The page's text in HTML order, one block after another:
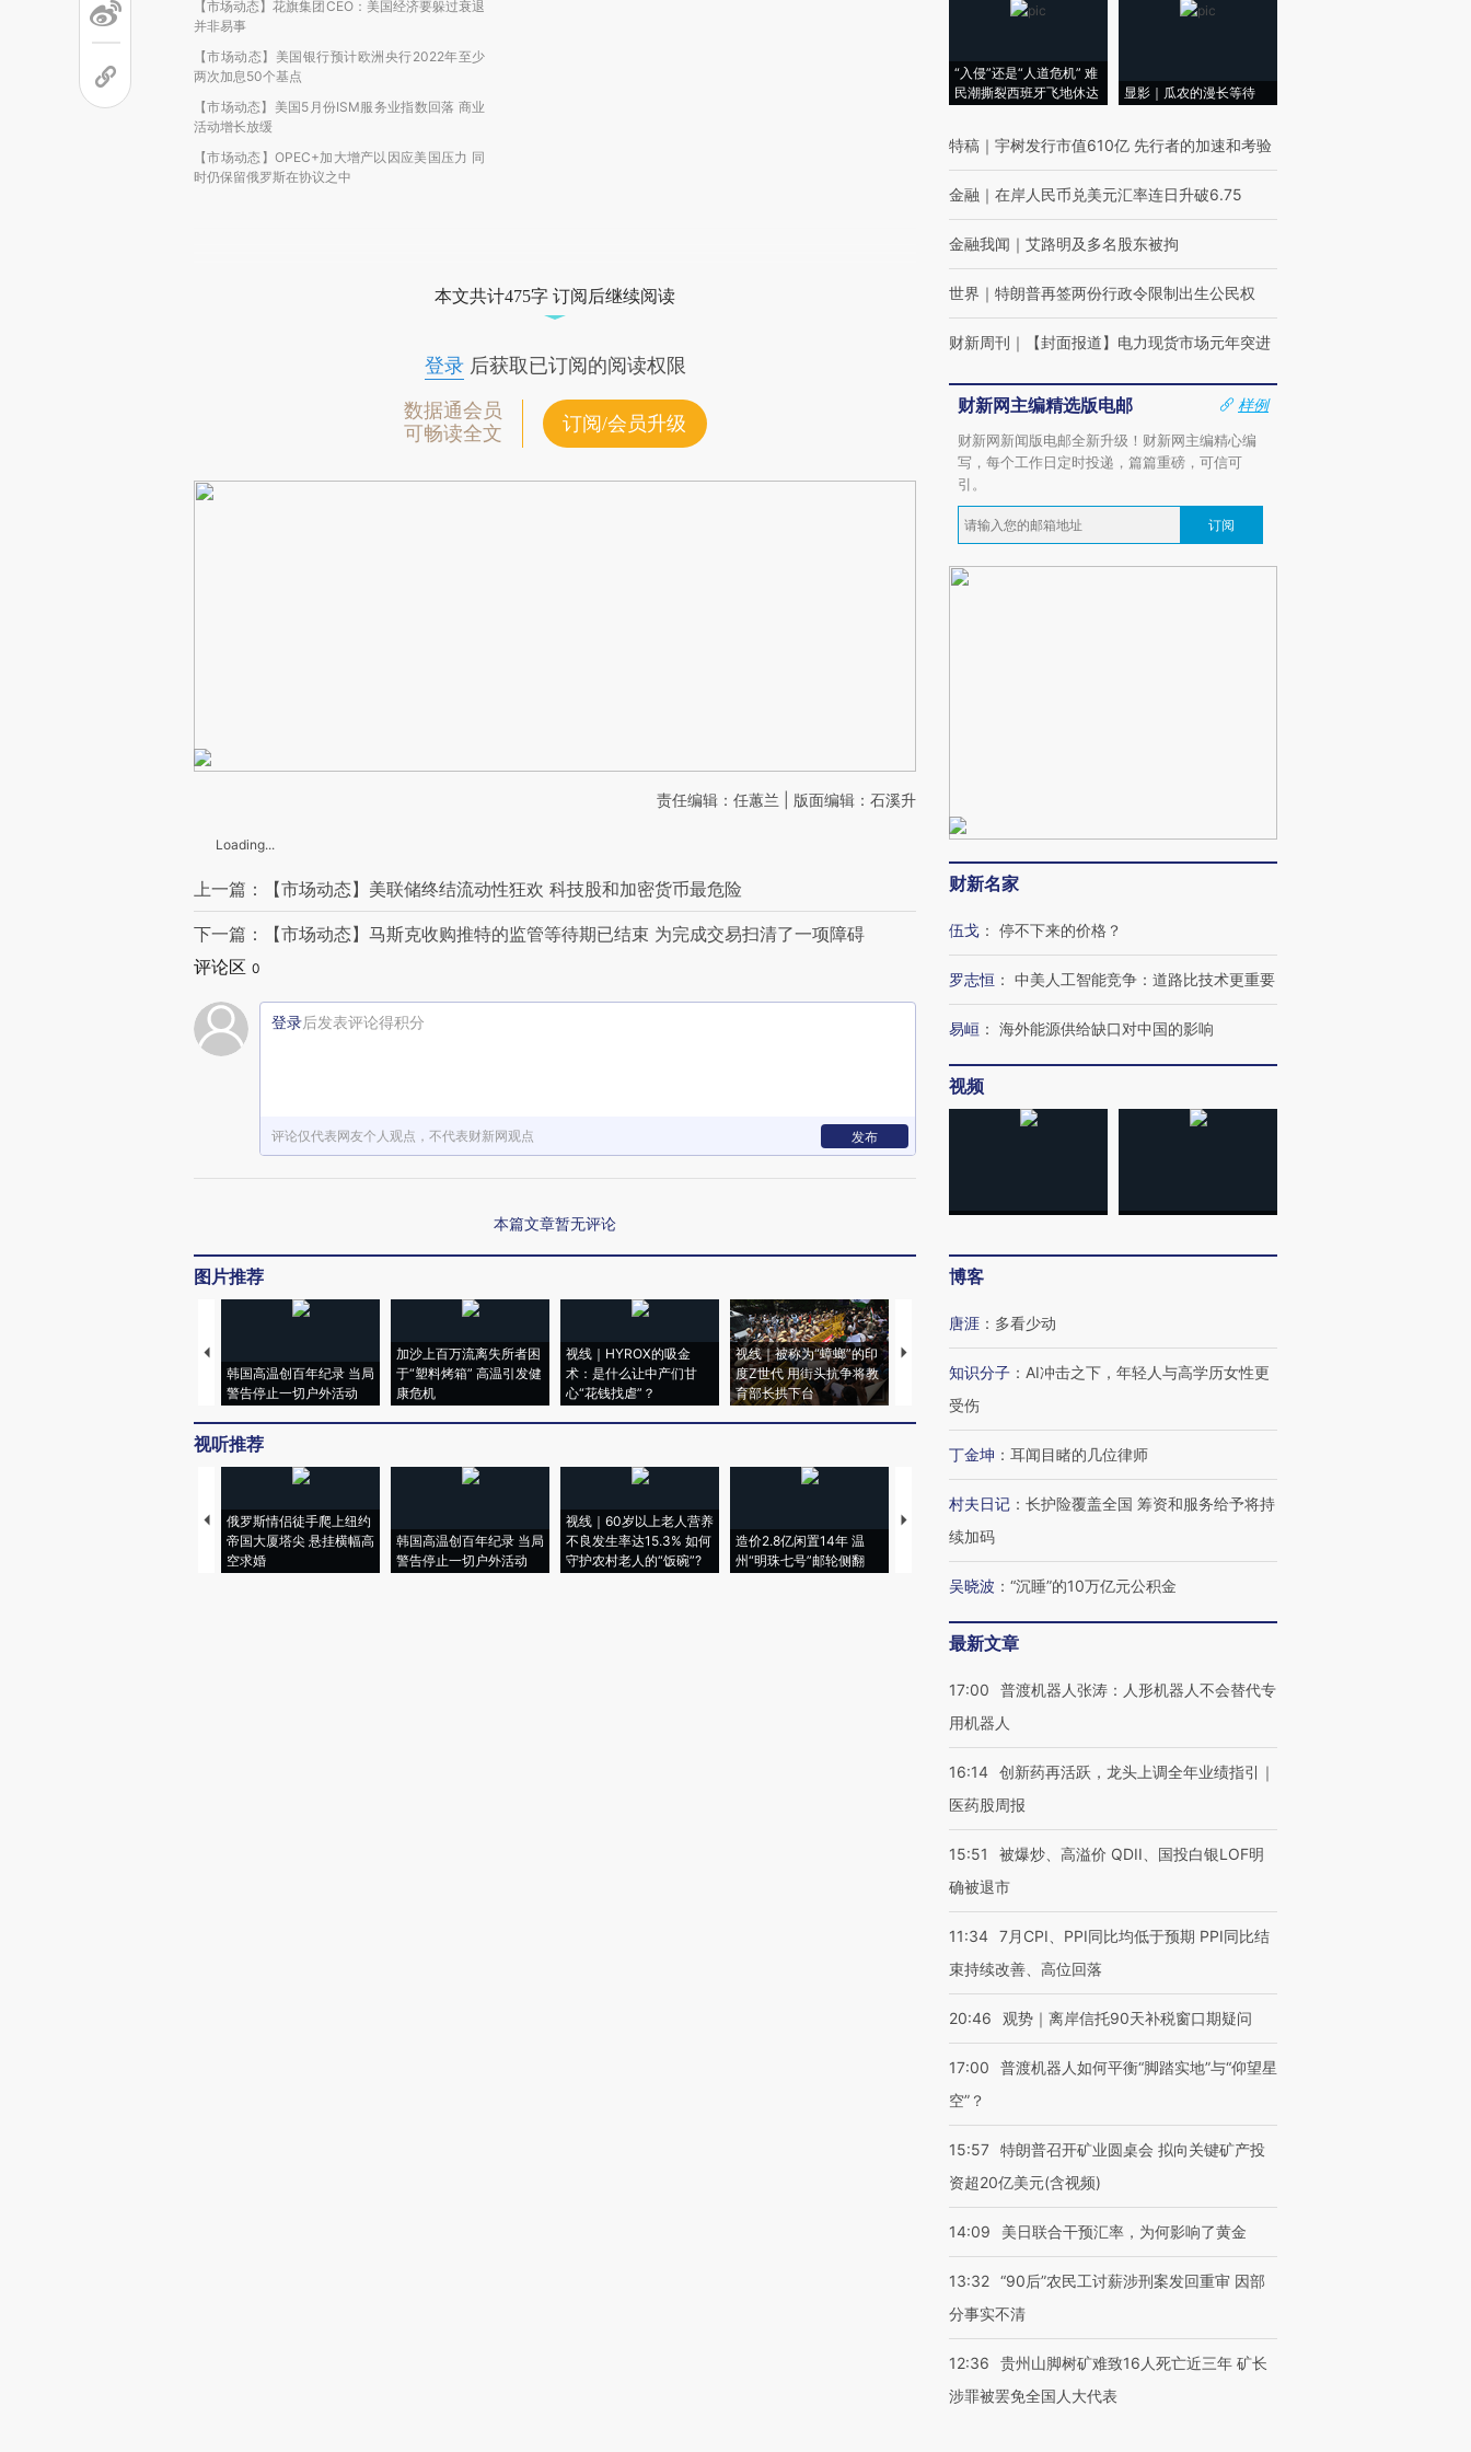
【市场动态】花旗集团CEO：美国经济要躲过衰退
并非易事
【市场动态】美国银行预计欧洲央行2022年至少
两次加息50个基点
【市场动态】美国5月份ISM服务业指数回落 商业
活动增长放缓
【市场动态】OPEC+加大增产以因应美国压力 同
时仍保留俄罗斯在协议之中
本文共计475字 订阅后继续阅读
登录后获取已订阅的阅读权限
数据通会员
可畅读全文
订阅/会员升级
责任编辑：任蕙兰 | 版面编辑：石溪升
Loading...
上一篇：【市场动态】美联储终结流动性狂欢 科技股和加密货币最危险
下一篇：【市场动态】马斯克收购推特的监管等待期已结束 为完成交易扫清了一项障碍
评论区 0
登录后发表评论得积分
评论仅代表网友个人观点，不代表财新网观点 发布
本篇文章暂无评论
图片推荐
韩国高温创百年纪录 当局
警告停止一切户外活动
加沙上百万流离失所者困
于“塑料烤箱” 高温引发健
康危机
视线｜HYROX的吸金
术：是什么让中产们甘
心“花钱找虐”？
视线｜被称为“蟑螂”的印
度Z世代 用街头抗争将教
育部长拱下台
视线｜“入侵”还是“人道危
机”？难民潮撕裂西班牙
湖北宜昌局部短时降雨
128毫米 紧急转移近
哈尔滨遭遇短时极端强降
雨 3小时累计雨量超80毫
视听推荐
俄罗斯情侣徒手爬上纽约
帝国大厦塔尖 悬挂横幅高
空求婚
韩国高温创百年纪录 当局
警告停止一切户外活动
视线｜60岁以上老人营养
不良发生率达15.3% 如何
守护农村老人的“饭碗”?
造价2.8亿闲置14年 温
州“明珠七号”邮轮侧翻
特朗普出席葬礼疑似打瞌
睡引争议 白宫怒斥批评
者“堕落的白痴”
猛犸象化石接连露出
阿根廷3-0阿尔及利亚
“入侵”还是“人道危机” 难
民潮撕裂西班牙飞地休达
显影｜瓜农的漫长等待
特稿 ｜ 宇树发行市值610亿 先行者的加速和考验
金融 ｜ 在岸人民币兑美元汇率连日升破6.75
金融我闻 ｜ 艾路明及多名股东被拘
世界 ｜ 特朗普再签两份行政令限制出生公民权
财新周刊 ｜ 【封面报道】电力现货市场元年突进
财新网主编精选版电邮
样例
财新网新闻版电邮全新升级！财新网主编精心编
写，每个工作日定时投递，篇篇重磅，可信可
引。
订阅
财新名家
伍戈 ： 停不下来的价格？
罗志恒 ： 中美人工智能竞争：道路比技术更重要
易峘 ： 海外能源供给缺口对中国的影响
视频
博客
唐涯 ： 多看少动
知识分子 ： AI冲击之下，年轻人与高学历女性更
受伤
丁金坤 ： 耳闻目睹的几位律师
村夫日记 ： 长护险覆盖全国 筹资和服务给予将持
续加码
吴晓波 ： “沉睡”的10万亿元公积金
最新文章
17:00
普渡机器人张涛：人形机器人不会替代专
用机器人
16:14 创新药再活跃，龙头上调全年业绩指引｜
医药股周报
15:51
被爆炒、高溢价 QDII、国投白银LOF明
确被退市
11:34 7月CPI、PPI同比均低于预期 PPI同比结
束持续改善、高位回落
20:46 观势｜离岸信托90天补税窗口期疑问
17:00
普渡机器人如何平衡“脚踏实地”与“仰望星
空”？
15:57 特朗普召开矿业圆桌会 拟向关键矿产投
资超20亿美元(含视频)
14:09 美日联合干预汇率，为何影响了黄金
13:32 “90后”农民工讨薪涉刑案发回重审 因部
分事实不清
12:36
贵州山脚树矿难致16人死亡近三年 矿长
涉罪被罢免全国人大代表